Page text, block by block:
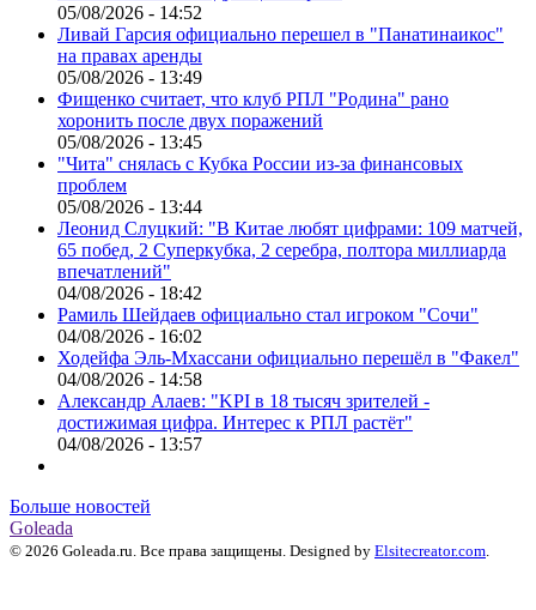
05/08/2026 - 14:52
Ливай Гарсия официально перешел в "Панатинаикос"
на правах аренды
05/08/2026 - 13:49
Фищенко считает, что клуб РПЛ "Родина" рано
хоронить после двух поражений
05/08/2026 - 13:45
"Чита" снялась с Кубка России из-за финансовых
проблем
05/08/2026 - 13:44
Леонид Слуцкий: "В Китае любят цифрами: 109 матчей,
65 побед, 2 Суперкубка, 2 серебра, полтора миллиарда
впечатлений"
04/08/2026 - 18:42
Рамиль Шейдаев официально стал игроком "Сочи"
04/08/2026 - 16:02
Ходейфа Эль-Мхассани официально перешёл в "Факел"
04/08/2026 - 14:58
Александр Алаев: "KPI в 18 тысяч зрителей -
достижимая цифра. Интерес к РПЛ растёт"
04/08/2026 - 13:57
Больше новостей
Goleada
© 2026 Goleada.ru. Все права защищены. Designed by Elsitecreator.com